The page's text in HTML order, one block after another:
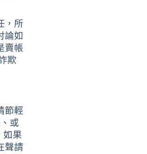
，所
論如
賣帳
欺
節輕
或
如果
聲請